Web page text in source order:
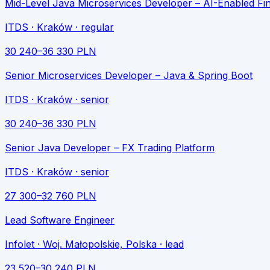
Mid-Level Java Microservices Developer – AI-Enabled
ITDS · Kraków · regular
30 240–36 330 PLN
Senior Microservices Developer – Java & Spring Boot
ITDS · Kraków · senior
30 240–36 330 PLN
Senior Java Developer – FX Trading Platform
ITDS · Kraków · senior
27 300–32 760 PLN
Lead Software Engineer
Infolet · Woj. Małopolskie, Polska · lead